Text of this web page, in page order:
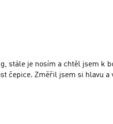
stále je nosím a chtěl jsem k
čepice. Změřil jsem si hlavu a